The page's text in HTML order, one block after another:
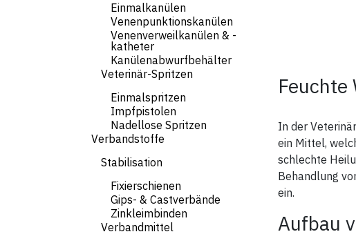
Einmalkanülen
Venenpunktionskanülen
Venenverweilkanülen & -
katheter
Kanülenabwurfbehälter
Veterinär-Spritzen
Einmalspritzen
Impfpistolen
Nadellose Spritzen
Verbandstoffe
Stabilisation
Fixierschienen
Gips- & Castverbände
Zinkleimbinden
Verbandmittel
Feuchte
In der
ein Mittel,
schlechte
Behandlung
ein.
Aufbau